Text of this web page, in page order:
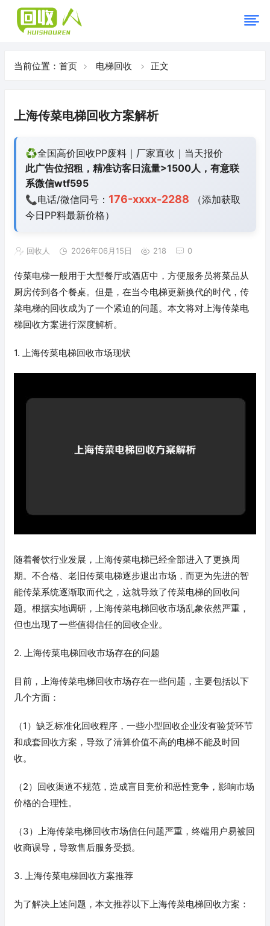
当前位置： 首页 电梯回收 正文
上海传菜电梯回收方案解析
♻️全国高价回收PP废料｜厂家直收｜当天报价
此广告位招租，精准访客日流量>1500人，有意联
系微信wtf595
📞电话/微信同号： 176-xxxx-2288 （添加获取
今日PP料最新价格）
回收人 2026年06月15日 218 0
传菜电梯一般用于大型餐厅或酒店中，方便服务员将菜品从
厨房传到各个餐桌。但是，在当今电梯更新换代的时代，传
菜电梯的回收成为了一个紧迫的问题。本文将对上海传菜电
梯回收方案进行深度解析。
1. 上海传菜电梯回收市场现状
随着餐饮行业发展，上海传菜电梯已经全部进入了更换周
期。不合格、老旧传菜电梯逐步退出市场，而更为先进的智
能传菜系统逐渐取而代之，这就导致了传菜电梯的回收问
题。根据实地调研，上海传菜电梯回收市场乱象依然严重，
但也出现了一些值得信任的回收企业。
2. 上海传菜电梯回收市场存在的问题
目前，上海传菜电梯回收市场存在一些问题，主要包括以下
几个方面：
（1）缺乏标准化回收程序，一些小型回收企业没有验货环节
和成套回收方案，导致了清算价值不高的电梯不能及时回
收。
（2）回收渠道不规范，造成盲目竞价和恶性竞争，影响市场
价格的合理性。
（3）上海传菜电梯回收市场信任问题严重，终端用户易被回
收商误导，导致售后服务受损。
3. 上海传菜电梯回收方案推荐
为了解决上述问题，本文推荐以下上海传菜电梯回收方案：